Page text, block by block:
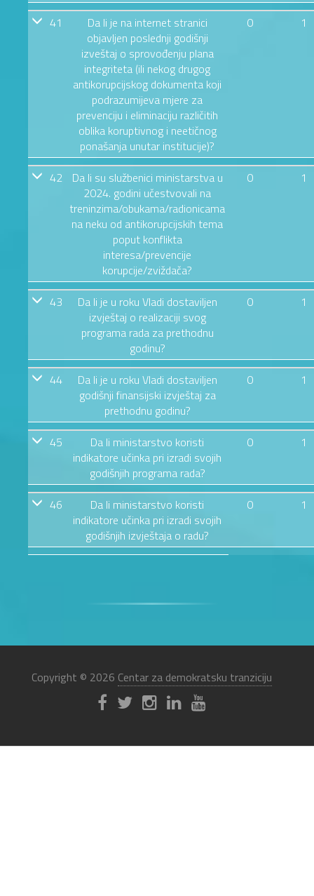
41
Da li je na internet stranici
objavljen poslednji godišnji
izveštaj o sprovođenju plana
integriteta (ili nekog drugog
antikorupcijskog dokumenta koji
podrazumijeva mjere za
prevenciju i eliminaciju različitih
oblika koruptivnog i neetičnog
ponašanja unutar institucije)?
0 1
42
Da li su službenici ministarstva u
2024. godini učestvovali na
treninzima/obukama/radionicama
na neku od antikorupcijskih tema
poput konflikta
interesa/prevencije
korupcije/zviždača?
0 1
43
Da li je u roku Vladi dostaviljen
izvještaj o realizaciji svog
programa rada za prethodnu
godinu?
0 1
44
Da li je u roku Vladi dostaviljen
godišnji finansijski izvještaj za
prethodnu godinu?
0 1
45
Da li ministarstvo koristi
indikatore učinka pri izradi svojih
godišnjih programa rada?
0 1
46
Da li ministarstvo koristi
indikatore učinka pri izradi svojih
godišnjih izvještaja o radu?
0 1
Copyright © 2026 Centar za demokratsku tranziciju